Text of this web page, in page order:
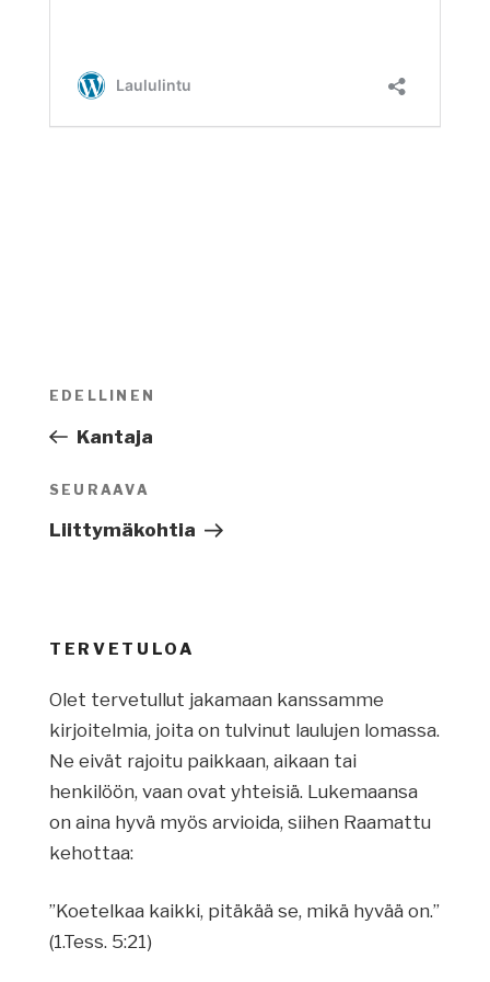
Artikkelien
Edellinen
artikkeli
EDELLINEN
Kantaja
Seuraava
artikkeli
SEURAAVA
Liittymäkohtia
TERVETULOA
Olet tervetullut jakamaan kanssamme
kirjoitelmia, joita on tulvinut laulujen lomassa.
Ne eivät rajoitu paikkaan, aikaan tai
henkilöön, vaan ovat yhteisiä. Lukemaansa
on aina hyvä myös arvioida, siihen Raamattu
kehottaa:
”Koetelkaa kaikki, pitäkää se, mikä hyvää on.”
(1.Tess. 5:21)